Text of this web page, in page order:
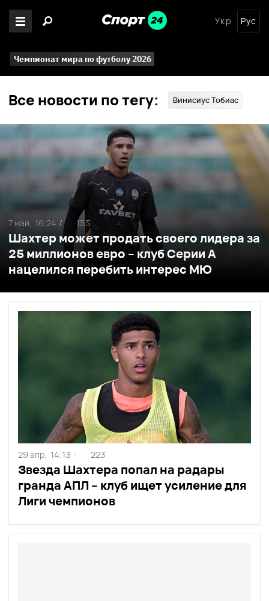
Укр Рус
Чемпионат мира по футболу 2026
Все новости по тегу: Винисиус Тобиас
Шахтер может продать своего лидера за
25 миллионов евро – клуб Серии А
нацелился перебить интерес МЮ
7 май, 16:24 / 155
Звезда Шахтера попал на радары
гранда АПЛ – клуб ищет усиление для
Лиги чемпионов
29 апр, 14:13 / 223